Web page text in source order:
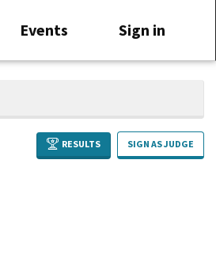
Events Sign in
RESULTS SIGN AS JUDGE